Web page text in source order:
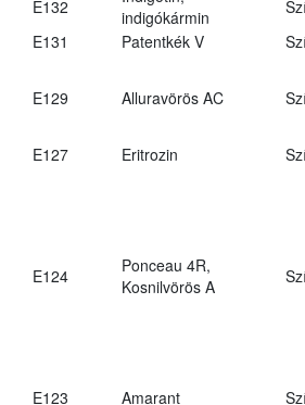
E132
indigókármin
E131
Patentkék V
E129 Alluravörös AC
E127
Eritrozin
E124
Ponceau 4R,
Kosnilvörös A
E123
Amarant